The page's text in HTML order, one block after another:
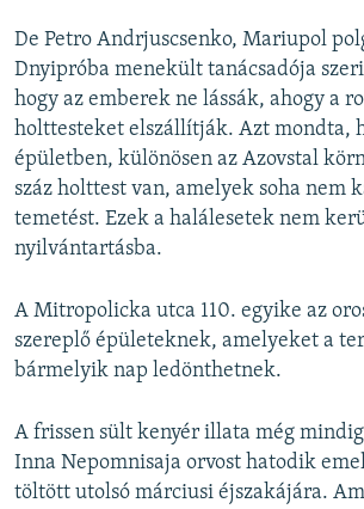
De Petro Andrjuscsenko, Mariupol
Dnyipróba menekült tanácsadója
hogy az emberek ne lássák, ahogy a
holttesteket elszállítják. Azt mondta,
épületben, különösen az Azovstal
száz holttest van, amelyek soha nem
temetést. Ezek a halálesetek nem
nyilvántartásba.
A Mitropolicka utca 110. egyike az
szereplő épületeknek, amelyeket a
bármelyik nap ledönthetnek.
A frissen sült kenyér illata még
Inna Nepomnisaja orvost hatodik
töltött utolsó márciusi éjszakájára.